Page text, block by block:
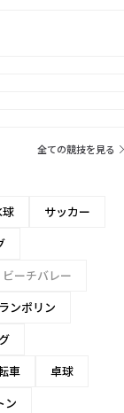
全ての競技を見る
サッカー
ーチバレー
ンポリン
車
卓球
ン